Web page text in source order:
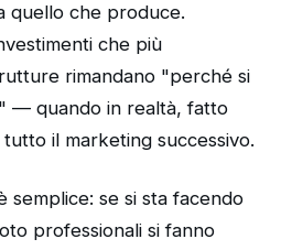
quello che produce.
che più
rimandano "perché si
— quando in realtà, fatto
il marketing successivo.
semplice: se si sta facendo
professionali si fanno